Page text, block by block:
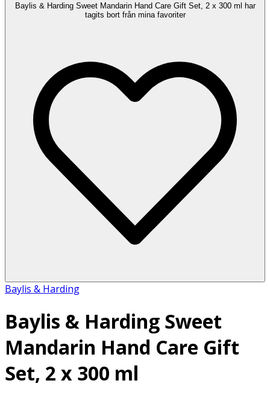
Baylis & Harding Sweet Mandarin Hand Care Gift Set, 2 x 300 ml har
tagits bort från mina favoriter
Baylis & Harding
Baylis & Harding Sweet
Mandarin Hand Care Gift
Set, 2 x 300 ml